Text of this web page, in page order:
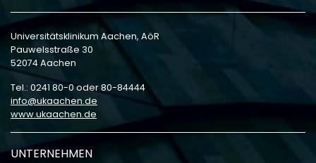
Universitätsklinikum Aachen, AöR
Pauwelsstraße 30
52074 Aachen
Tel.: 0241 80-0 oder 80-84444
info
ukaachen de
www.ukaachen.de
UNTERNEHMEN